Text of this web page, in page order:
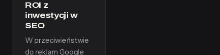
ROI z
inwestycji w
SEO
W przeciwieństwie
do reklam Google